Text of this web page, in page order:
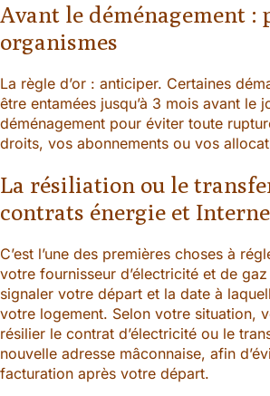
Avant le déménagement :
organismes
La règle d’or : anticiper. Certaines
être entamées jusqu’à 3 mois avant le
déménagement pour éviter toute
droits, vos abonnements ou vos
La résiliation ou le
contrats énergie et
C’est l’une des premières choses à
votre fournisseur d’électricité et de
signaler votre départ et la date à
votre logement. Selon votre situation,
résilier le contrat d’électricité ou le
nouvelle adresse mâconnaise, afin
facturation après votre départ.